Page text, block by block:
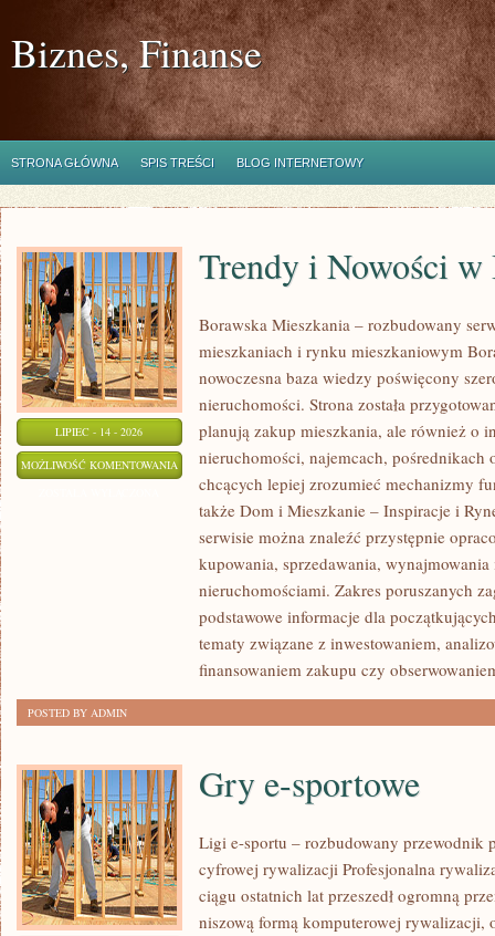
Biznes, Finanse
STRONA GŁÓWNA SPIS TREŚCI BLOG INTERNETOWY
LIPIEC - 14 - 2026
MOŻLIWOŚĆ KOMENTOWANIA TRENDY
NOWOŚCI
BRANŻY
Trendy i Nowości w
Borawska Mieszkania – rozbudowany
mieszkaniach i rynku mieszkaniowym
nowoczesna baza wiedzy poświęcony
nieruchomości. Strona została
planują zakup mieszkania, ale również o
nieruchomości, najemcach,
chcących lepiej zrozumieć mechanizmy
także Dom i Mieszkanie – Inspiracje i
serwisie można znaleźć przystępnie
kupowania, sprzedawania, wynajmowania
nieruchomościami. Zakres poruszanych
podstawowe informacje dla
tematy związane z inwestowaniem,
finansowaniem zakupu czy
POSTED BY ADMIN
Gry e-sportowe
Ligi e-sportu – rozbudowany przewodnik
cyfrowej rywalizacji Profesjonalna
ciągu ostatnich lat przeszedł ogromną
niszową formą komputerowej rywalizacji,